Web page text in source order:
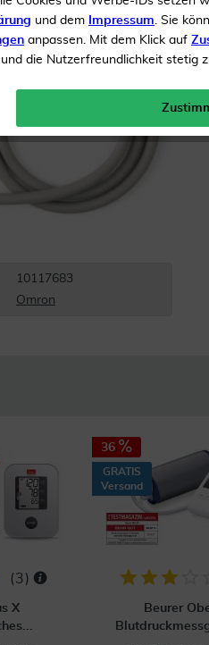
10117683
Omron
(3)
X
36
GRATIS
Versand
Beurer
und dem Impressum. Sie
anpassen. Mit dem Klick auf
die Nutzerfreundlichkeit stetig